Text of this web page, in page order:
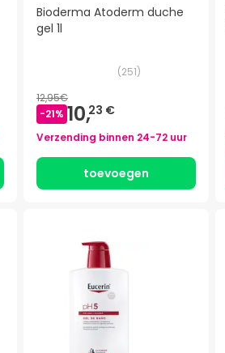
Bioderma Atoderm duche
gel 1l
(251)
12,95€
-21% 10,23 €
Verzending binnen 24-72 uur
toevoegen